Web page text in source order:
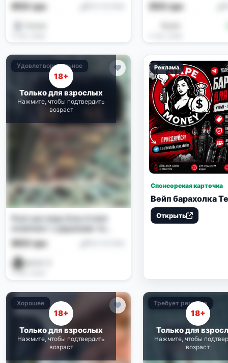
650 грн 350 грн
Удовлетворительное
18+
Только для взрослых
Нажмите, чтобы подтвердить
возраст
Pod-система Xros 4 mini
картриджами
900 грн
4 нед. назад
Реклама
Спонсорская карточка
Вейп барахолка
Открыть
Хорошее
18+
Только для взрослых
Нажмите, чтобы подтвердить
возраст
Требует ремонта
18+
Только для
Нажмите, чтобы
возраст